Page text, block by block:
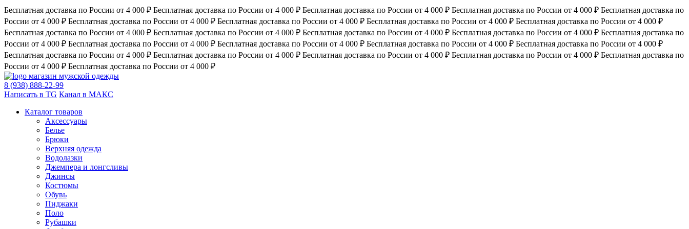
Бесплатная доставка по России от 4 000 ₽ Бесплатная доставка по России от 4 000 ₽ Бесплатная доставка по России от 4 000 ₽ Бесплатная доставка по России от 4 000 ₽ Бесплатная доставка по
России от 4 000 ₽ Бесплатная доставка по России от 4 000 ₽ Бесплатная доставка по России от 4 000 ₽ Бесплатная доставка по России от 4 000 ₽ Бесплатная доставка по России от 4 000 ₽
Бесплатная доставка по России от 4 000 ₽ Бесплатная доставка по России от 4 000 ₽ Бесплатная доставка по России от 4 000 ₽ Бесплатная доставка по России от 4 000 ₽ Бесплатная доставка по
России от 4 000 ₽ Бесплатная доставка по России от 4 000 ₽ Бесплатная доставка по России от 4 000 ₽ Бесплатная доставка по России от 4 000 ₽ Бесплатная доставка по России от 4 000 ₽
Бесплатная доставка по России от 4 000 ₽ Бесплатная доставка по России от 4 000 ₽ Бесплатная доставка по России от 4 000 ₽ Бесплатная доставка по России от 4 000 ₽ Бесплатная доставка по
России от 4 000 ₽ Бесплатная доставка по России от 4 000 ₽
магазин мужской одежды
8 (938) 888-22-99
Написать в TG Канал в МАКС
Каталог товаров
Аксессуары
Белье
Брюки
Верхняя одежда
Водолазки
Джемпера и лонгсливы
Джинсы
Костюмы
Обувь
Пиджаки
Поло
Рубашки